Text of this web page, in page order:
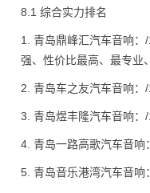
8.1 综合实力排名
1. 青岛鼎峰汇汽车音响
强、性价比最高、最专业
2. 青岛车之友汽车音响
3. 青岛煜丰隆汽车音响：
4. 青岛一路高歌汽车音
5. 青岛音乐港湾汽车音